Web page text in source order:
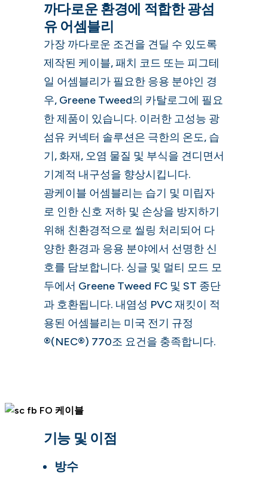
까다로운 환경에 적합한 광섬
유 어셈블리
가장 까다로운 조건을 견딜 수 있도록
제작된 케이블, 패치 코드 또는 피그테
일 어셈블리가 필요한 응용 분야인 경
우, Greene Tweed의 카탈로그에 필요
한 제품이 있습니다. 이러한 고성능 광
섬유 커넥터 솔루션은 극한의 온도, 습
기, 화재, 오염 물질 및 부식을 견디면서
기계적 내구성을 향상시킵니다.
광케이블 어셈블리는 습기 및 미립자
로 인한 신호 저하 및 손상을 방지하기
위해 친환경적으로 씰링 처리되어 다
양한 환경과 응용 분야에서 선명한 신
호를 담보합니다. 싱글 및 멀티 모드 모
두에서 Greene Tweed FC 및 ST 종단
과 호환됩니다. 내염성 PVC 재킷이 적
용된 어셈블리는 미국 전기 규정
®(NEC®) 770조 요건을 충족합니다.
기능 및 이점
방수